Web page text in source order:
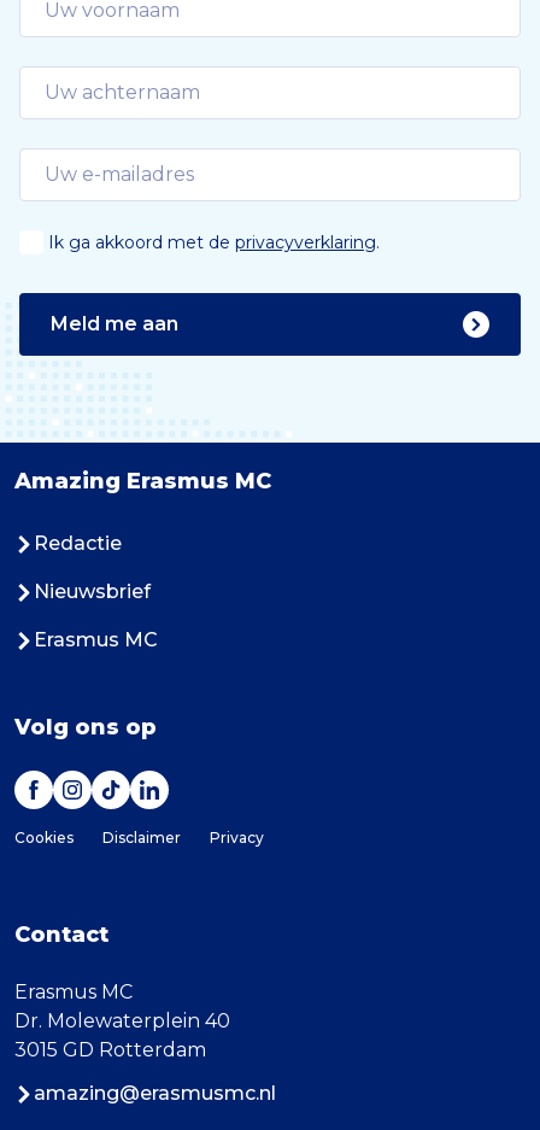
Ik ga akkoord met de privacyverklaring.
Meld me aan
Amazing Erasmus MC
Redactie
Nieuwsbrief
Erasmus MC
Volg ons op
Cookies Disclaimer Privacy
Contact
Erasmus MC
Dr. Molewaterplein 40
3015 GD Rotterdam
amazing@erasmusmc.nl